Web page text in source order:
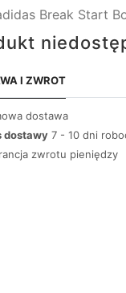
Break Start
I ZWROT
dostawa
dostawy 7 - 10 dni
zwrotu pieniędzy